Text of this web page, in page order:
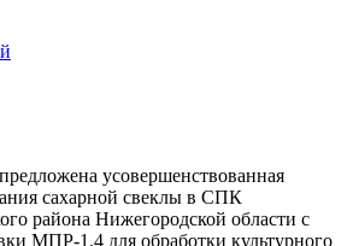
усовершенствованная
сахарной свеклы в СПК
района Нижегородской области с
МПР-1.4 для обработки культурного